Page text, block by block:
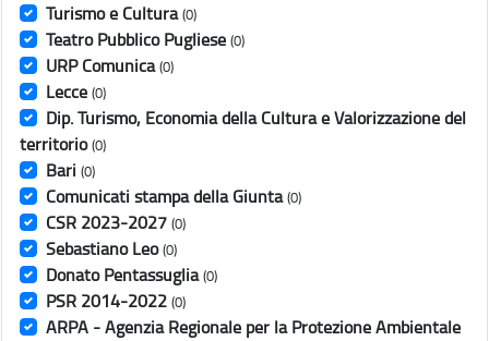
Turismo e Cultura (0)
Teatro Pubblico Pugliese (0)
URP Comunica (0)
Lecce (0)
Dip. Turismo, Economia della Cultura e Valorizzazione del
territorio (0)
Bari (0)
Comunicati stampa della Giunta (0)
CSR 2023-2027 (0)
Sebastiano Leo (0)
Donato Pentassuglia (0)
PSR 2014-2022 (0)
ARPA - Agenzia Regionale per la Protezione Ambientale